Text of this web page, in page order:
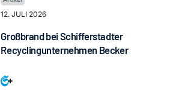
12. JULI 2026
Großbrand bei Schifferstadter
Recyclingunternehmen Becker